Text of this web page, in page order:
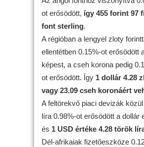
ot erősödött, így 455 forint 97
font sterling.
A régióban a lengyel zloty
ellentétben 0.15%-ot erősödött
képest, a cseh korona pedig
ot erősödött. Így 1 dollár 4.28
vagy 23.09 cseh koronáért
A feltörekvő piaci devizák
líra 0.98%-ot erősödött a dollár
és 1 USD értéke 4.28 török
Dél-afrikaiak fizetőeszköze